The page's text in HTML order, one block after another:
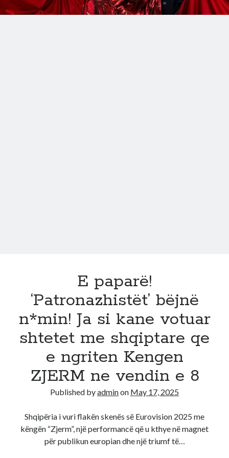
E paparë!
‘Patronazhistët’ bëjnë
n*min! Ja si kane votuar
shtetet me shqiptare qe
e ngriten Kengen
ZJERM ne vendin e 8
Published byadminon May 17, 2025
Shqipëria i vuri flakën skenës së Eurovision 2025 me
këngën “Zjerm”, një performancë që u kthye në magnet
për publikun europian dhe një triumf të…